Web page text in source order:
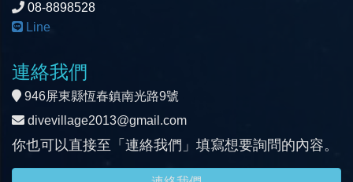
08-8898528
Line
連絡我們
946屏東縣恆春鎮南光路9號
divevillage2013@gmail.com
你也可以直接至「連絡我們」填寫想要詢問的內容。